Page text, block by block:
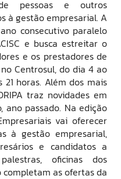
pessoas e outros
à gestão empresarial. A
consecutivo paralelo
e busca estreitar o
e os prestadores de
Centrosul, do dia 4 ao
horas. Além dos mais
traz novidades em
passado. Na edição
vai oferecer
à gestão empresarial,
e candidatos a
oficinas dos
as ofertas da